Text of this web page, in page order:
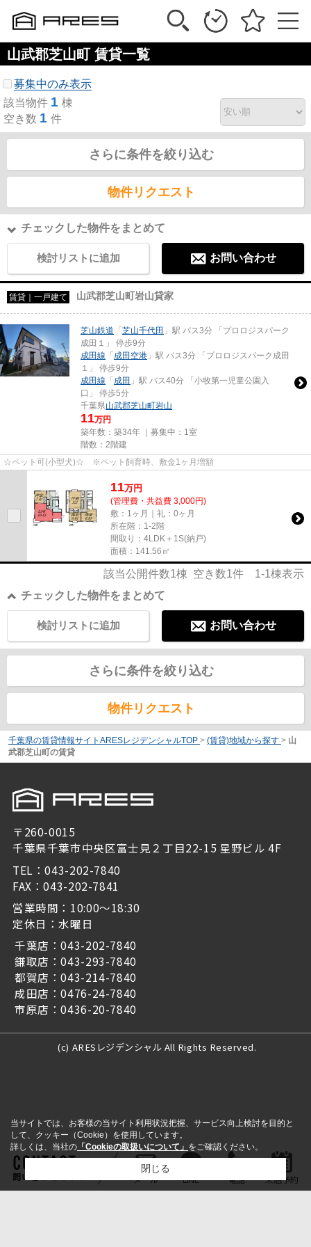
山武郡芝山町 賃貸一覧
募集中のみ表示
該当物件 1 棟
空き数 1 件
さらに条件を絞り込む
物件リクエスト
チェックした物件をまとめて
検討リストに追加 お問い合わせ
賃貸｜一戸建て 山武郡芝山町岩山貸家
芝山鉄道 「 芝山千代田 」駅 バス3分 「プロロジスパーク
成田１」 停歩9分
成田線 「 成田空港 」駅 バス3分 「プロロジスパーク成田
１」 停歩9分
成田線 「 成田 」駅 バス40分 「小牧第一児童公園入
口」 停歩5分
千葉県山武郡芝山町岩山
11万円
築年数：築34年 ｜募集中： 1室
階数：2階建
☆ペット可(小型犬)☆ ※ペット飼育時、敷金1ヶ月増額
11万円
(管理費・共益費 3,000円)
敷：1ヶ月｜礼：0ヶ月
所在階：1-2階
間取り：4LDK＋1S(納戸)
面積：141.56㎡
該当公開件数1棟 空き数1件 1-1棟表示
チェックした物件をまとめて
お問い合わせ
検討リストに追加
さらに条件を絞り込む
物件リクエスト
千葉県の賃貸情報サイトARESレジデンシャルTOP > (賃貸)地域から探す > 山
武郡芝山町の賃貸
〒260-0015
千葉県千葉市中央区富士見２丁目22-15 星野ビル 4F
TEL：043-202-7840
FAX：043-202-7841
営業時間：10:00～18:30
定休日：水曜日
千葉店：043-202-7840
鎌取店：043-293-7840
都賀店：043-214-7840
成田店：0476-24-7840
市原店：0436-20-7840
(c) ARESレジデンシャル All Rights Reserved.
問い合わせをする メール LINE 電話 来店予約
当サイトでは、お客様の当サイト利用状況把握、サービス向上検討を目的と
して、クッキー（Cookie）を使用しています。
詳しくは、当社の 「Cookieの取扱いについて」 をご確認ください。
閉じる